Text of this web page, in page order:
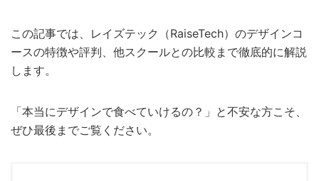
この記事では、レイズテック（RaiseTech）のデザインコ
ースの特徴や評判、他スクールとの比較まで徹底的に解説
します。
「本当にデザインで食べていけるの？」と不安な方こそ、
ぜひ最後までご覧ください。